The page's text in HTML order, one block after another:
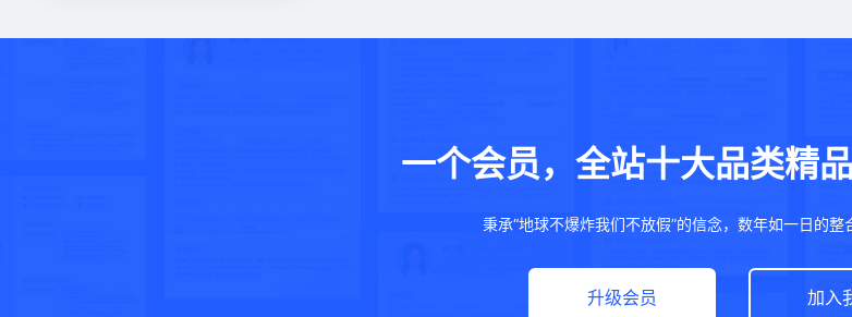
一个会员，全站十大品类精
秉承“地球不爆炸我们不放假”的信念，数年如一日的整
升级会员 加入